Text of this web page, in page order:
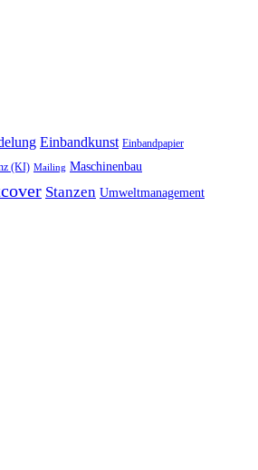
Einbandkunst Einbandpapier
(KI) Mailing Maschinenbau
Stanzen Umweltmanagement